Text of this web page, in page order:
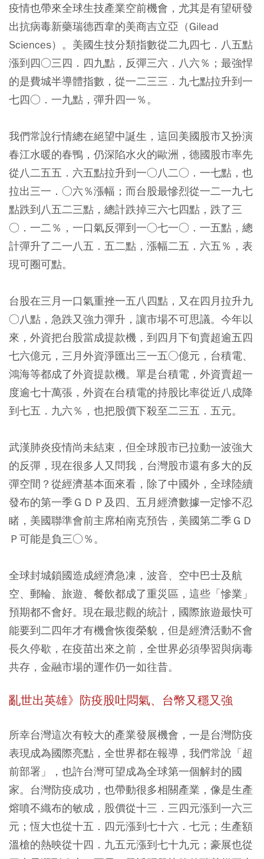
疫情也帶來全球生技產業空前機會，尤其是有望研發
出抗病毒新藥瑞德西韋的美商吉立亞（Gilead
Sciences）。美國生技分類指數從二九四七．八五點
漲到四○三四．四九點，反彈三六．八六％；最強悍
的是費城半導體指數，從一二三三．九七點拉升到一
七四○．一九點，彈升四一％。
我們常說行情總在絕望中誕生，這回美國股市又扮演
春江水暖的春鴨，仍深陷水火的歐洲，德國股市率先
從八二五五．六五點拉升到一○八二○．一七點，也
拉出三一．○六％漲幅；而台股最慘烈從一二一九七
點跌到八五二三點，總計跌掉三六七四點，跌了三
○．一二％，一口氣反彈到一○七一○．一五點，總
計彈升了二一八五．五二點，漲幅二五．六五％，表
現可圈可點。
台股在三月一口氣重挫一五八四點，又在四月拉升九
○八點，急跌又強力彈升，讓市場不可思議。今年以
來，外資把台股當成提款機，到四月下旬賣超逾五四
七六億元，三月外資淨匯出三一五○億元，台積電、
鴻海等都成了外資提款機。單是台積電，外資賣超一
度逾七十萬張，外資在台積電的持股比率從近八成降
到七五．九六％，也把股價下殺至二三五．五元。
武漢肺炎疫情尚未結束，但全球股市已拉動一波強大
的反彈，現在很多人又問我，台灣股市還有多大的反
彈空間？從經濟基本面來看，除了中國外，全球陸續
發布的第一季ＧＤＰ及四、五月經濟數據一定慘不忍
睹，美國聯準會前主席柏南克預告，美國第二季ＧＤ
Ｐ可能是負三○％。
全球封城鎖國造成經濟急凍，波音、空中巴士及航
空、郵輪、旅遊、餐飲都成了重災區，這些「慘業」
預期都不會好。現在最悲觀的統計，國際旅遊最快可
能要到二四年才有機會恢復榮貌，但是經濟活動不會
長久停歇，在疫苗出來之前，全世界必須學習與病毒
共存，金融市場的運作仍一如往昔。
亂世出英雄》防疫股吐悶氣、台幣又穩又強
所幸台灣這次有較大的產業發展機會，一是台灣防疫
表現成為國際亮點，全世界都在報導，我們常說「超
前部署」，也許台灣可望成為全球第一個解封的國
家。台灣防疫成功，也帶動很多相關產業，像是生產
熔噴不織布的敏成，股價從十三．三四元漲到一六三
元；恆大也從十五．四元漲到七十六．七元；生產額
溫槍的熱映從十四．九五元漲到七十九元；豪展也從